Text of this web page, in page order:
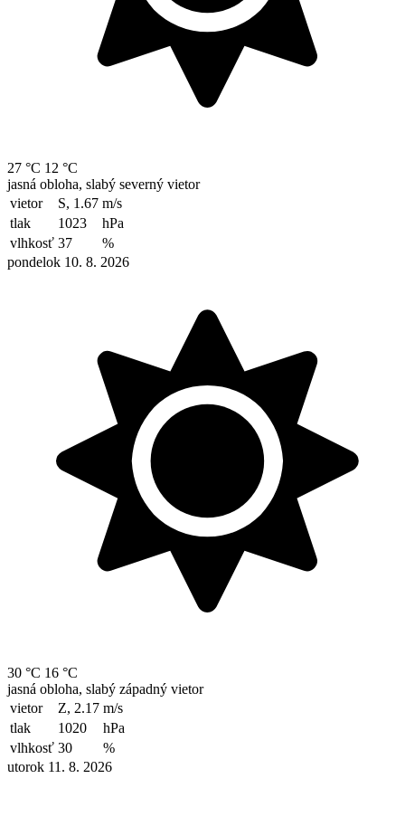
27 °C 12 °C
jasná obloha, slabý severný vietor
vietor
S, 1.67 m/s
tlak
1023
hPa
vlhkosť 37
%
pondelok 10. 8. 2026
30 °C 16 °C
jasná obloha, slabý západný vietor
vietor
Z, 2.17 m/s
tlak
1020
hPa
vlhkosť 30
%
utorok 11. 8. 2026